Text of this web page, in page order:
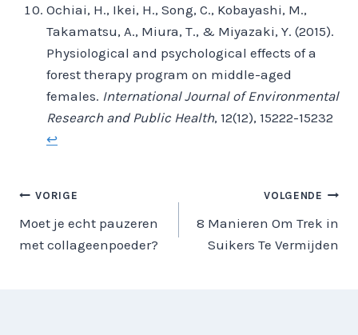
Ochiai, H., Ikei, H., Song, C., Kobayashi, M.,
Takamatsu, A., Miura, T., & Miyazaki, Y. (2015).
Physiological and psychological effects of a
forest therapy program on middle-aged
females. International Journal of Environmental
Research and Public Health, 12(12), 15222-15232
↩︎
BERICHT
NAVIGATIE
VORIGE
Moet je echt pauzeren
met collageenpoeder?
VOLGENDE
8 Manieren Om Trek in
Suikers Te Vermijden